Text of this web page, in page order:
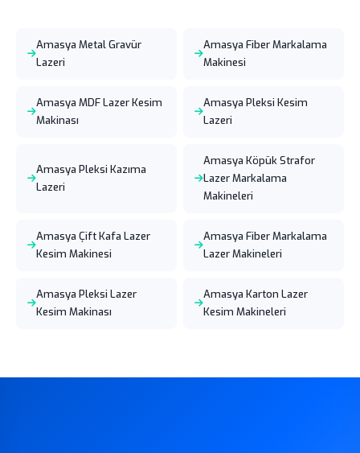
Amasya Metal Gravür
Lazeri
Amasya Fiber Markalama
Makinesi
Amasya MDF Lazer Kesim
Makinası
Amasya Pleksi Kesim
Lazeri
Amasya Pleksi Kazıma
Lazeri
Amasya Köpük Strafor
Lazer Markalama
Makineleri
Amasya Çift Kafa Lazer
Kesim Makinesi
Amasya Fiber Markalama
Lazer Makineleri
Amasya Pleksi Lazer
Kesim Makinası
Amasya Karton Lazer
Kesim Makineleri